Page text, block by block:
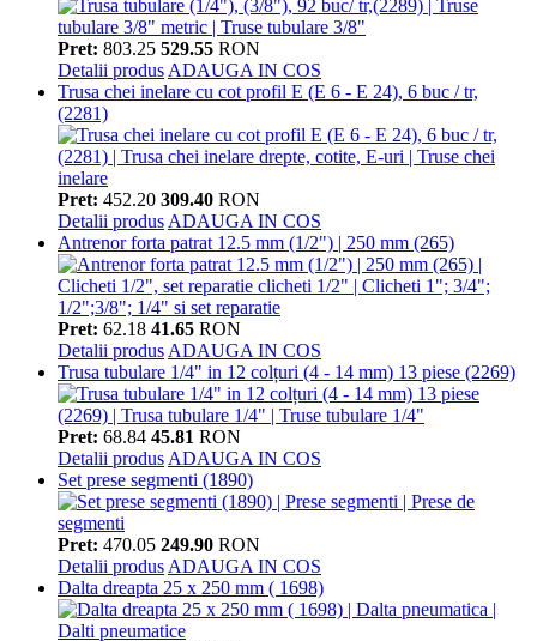
Pret: 803.25 529.55 RON
Detalii produs ADAUGA IN COS
Trusa chei inelare cu cot profil E (E 6 - E 24), 6 buc / tr,
(2281)
Pret: 452.20 309.40 RON
Detalii produs ADAUGA IN COS
Antrenor forta patrat 12.5 mm (1/2") | 250 mm (265)
Pret: 62.18 41.65 RON
Detalii produs ADAUGA IN COS
Trusa tubulare 1/4" in 12 colțuri (4 - 14 mm) 13 piese (2269)
Pret: 68.84 45.81 RON
Detalii produs ADAUGA IN COS
Set prese segmenti (1890)
Pret: 470.05 249.90 RON
Detalii produs ADAUGA IN COS
Dalta dreapta 25 x 250 mm ( 1698)